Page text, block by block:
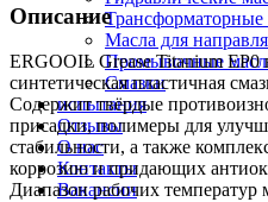
Трансформаторные
Масла для
Промывочные
Смазки
испытания
Отзывы
О нас
Контакты
Вакансии
Описание
ERGOOIL Grease Titanium EP0
синтетическая пластичная
Содержит твёрдые
присадки, полимеры для
стабильности, а также
коррозию и придающих
Диапазон рабочих